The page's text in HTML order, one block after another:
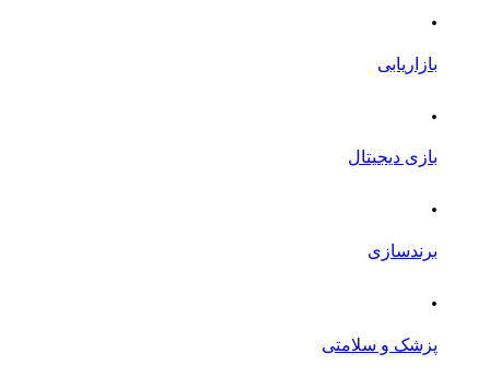
.
بازاریابی
.
بازی دیجیتال
.
برندسازی
.
پزشک و سلامتی